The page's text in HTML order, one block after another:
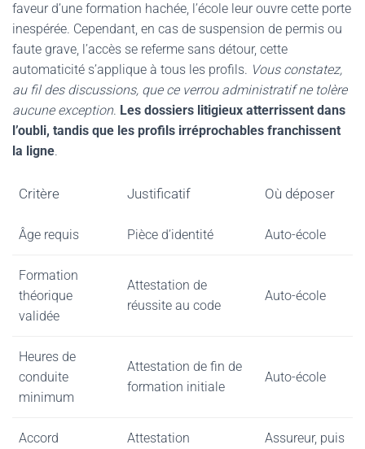
faveur d’une formation hachée, l’école leur ouvre cette porte
inespérée. Cependant, en cas de suspension de permis ou
faute grave, l’accès se referme sans détour, cette
automaticité s’applique à tous les profils. Vous constatez,
au fil des discussions, que ce verrou administratif ne tolère
aucune exception. Les dossiers litigieux atterrissent dans
l’oubli, tandis que les profils irréprochables franchissent
la ligne.
Critère Justificatif Où déposer
Âge requis Pièce d’identité Auto-école
Formation
théorique
validée
Attestation de
réussite au code
Auto-école
Heures de
conduite
minimum
Attestation de fin de
formation initiale
Auto-école
Accord
Attestation
Assureur, puis